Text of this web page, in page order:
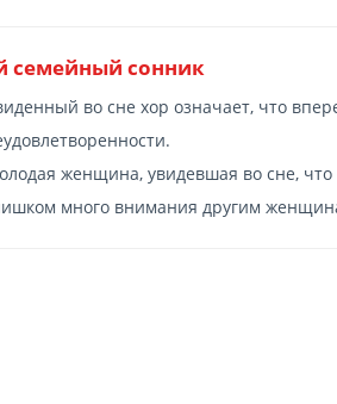
семейный сонник
во сне хор означает, что
женщина, увидевшая во сне, что
много внимания другим